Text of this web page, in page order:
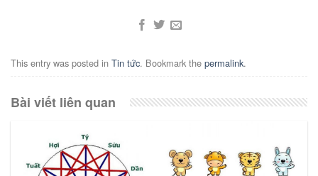
This entry was posted in Tin tức. Bookmark the permalink.
Bài viết liên quan